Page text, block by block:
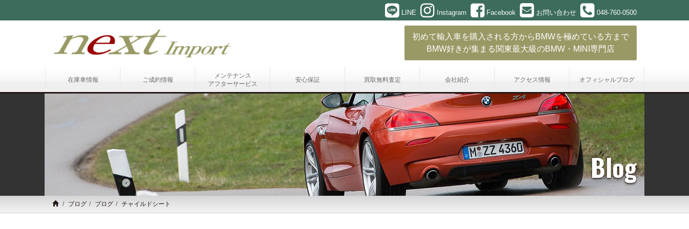
LINE Instagram Facebook お問い合わせ 048-760-0500
初めて輸入車を購入される方からBMWを極めている方まで
BMW好きが集まる関東最大級のBMW・MINI専門店
在庫車情報 ご成約情報
メンテナンス
アフターサービス
安心保証 買取無料査定 会社紹介 アクセス情報 オフィシャルブログ
Blog
ブログ ブログ チャイルドシート